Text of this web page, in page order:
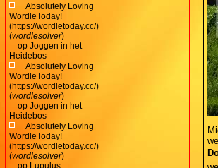
Absolutely Loving
WordleToday!
(https://wordletoday.cc/)
(wordlesolver)
op Joggen in het
Heidebos
Absolutely Loving
WordleToday!
(https://wordletoday.cc/)
(wordlesolver)
op Joggen in het
Heidebos
Absolutely Loving
WordleToday!
(https://wordletoday.cc/)
(wordlesolver)
op Lupulus